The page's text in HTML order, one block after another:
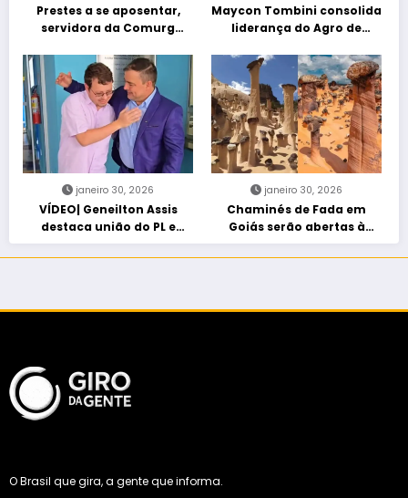
Prestes a se aposentar,
servidora da Comurg
entra em protocolo de
morte encefálica
Maycon Tombini consolida
liderança do Agro de
“Acorda Brasil” em Goiânia
janeiro 30, 2026
VÍDEO| Geneilton Assis
destaca união do PL e
consolidação de apoio a
Maycon Tombini em Jataí
janeiro 30, 2026
Chaminés de Fada em
Goiás serão abertas à
visitação controlada
O Brasil que gira, a gente que informa.